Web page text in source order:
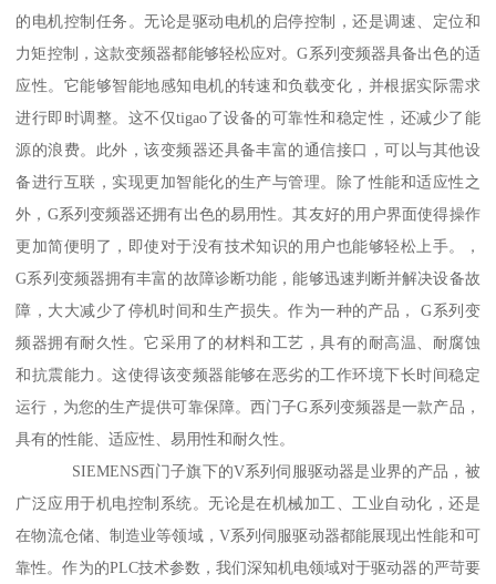
的电机控制任务。无论是驱动电机的启停控制，还是调速、定位和
力矩控制，这款变频器都能够轻松应对。G系列变频器具备出色的适
应性。它能够智能地感知电机的转速和负载变化，并根据实际需求
进行即时调整。这不仅tigao了设备的可靠性和稳定性，还减少了能
源的浪费。此外，该变频器还具备丰富的通信接口，可以与其他设
备进行互联，实现更加智能化的生产与管理。除了性能和适应性之
外，G系列变频器还拥有出色的易用性。其友好的用户界面使得操作
更加简便明了，即使对于没有技术知识的用户也能够轻松上手。，
G系列变频器拥有丰富的故障诊断功能，能够迅速判断并解决设备故
障，大大减少了停机时间和生产损失。作为一种的产品， G系列变
频器拥有耐久性。它采用了的材料和工艺，具有的耐高温、耐腐蚀
和抗震能力。这使得该变频器能够在恶劣的工作环境下长时间稳定
运行，为您的生产提供可靠保障。西门子G系列变频器是一款产品，
具有的性能、适应性、易用性和耐久性。
SIEMENS西门子旗下的V系列伺服驱动器是业界的产品，被
广泛应用于机电控制系统。无论是在机械加工、工业自动化，还是
在物流仓储、制造业等领域，V系列伺服驱动器都能展现出性能和可
靠性。作为的PLC技术参数，我们深知机电领域对于驱动器的严苛要